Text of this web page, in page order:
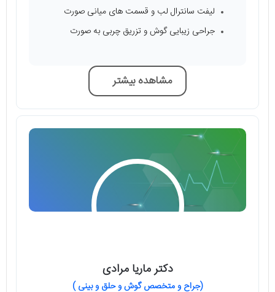
لیفت سانترال لب و قسمت‌ های میانی صورت
جراحی زیبایی گوش و تزریق چربی به صورت
مشاهده بیشتر
دکتر ماریا مرادی
(جراح و متخصص گوش و حلق و بینی )